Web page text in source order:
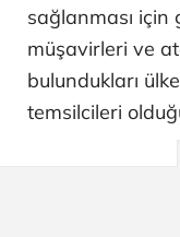
sağlanması
müşavirleri ve
bulundukları
temsilcileri